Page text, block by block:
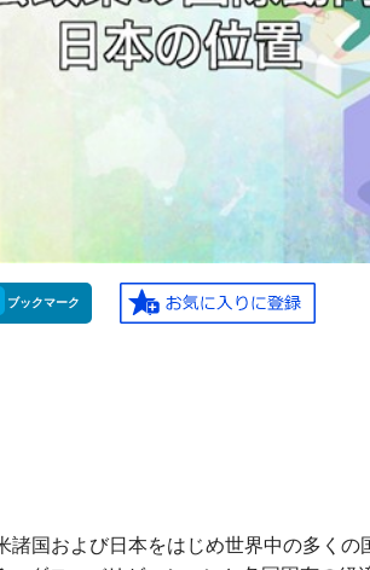
ブックマーク
諸国および日本をはじめ世界中の多く